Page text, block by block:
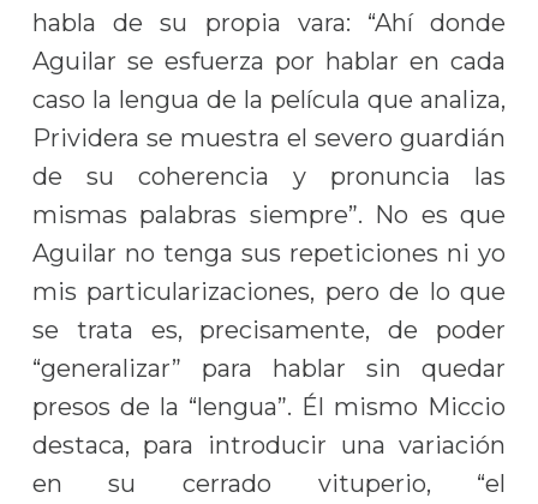
habla de su propia vara: “Ahí donde
Aguilar se esfuerza por hablar en cada
caso la lengua de la película que analiza,
Prividera se muestra el severo guardián
de su coherencia y pronuncia las
mismas palabras siempre”. No es que
Aguilar no tenga sus repeticiones ni yo
mis particularizaciones, pero de lo que
se trata es, precisamente, de poder
“generalizar” para hablar sin quedar
presos de la “lengua”. Él mismo Miccio
destaca, para introducir una variación
en su cerrado vituperio, “el